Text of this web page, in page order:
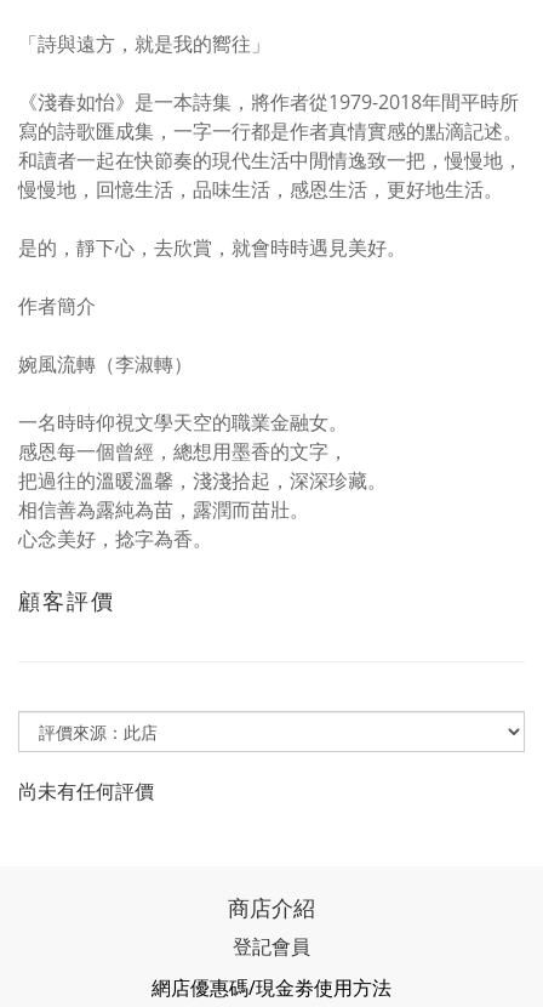
「詩與遠方，就是我的嚮往」
《淺春如怡》是一本詩集，將作者從1979-2018年間平時所
寫的詩歌匯成集，一字一行都是作者真情實感的點滴記述。
和讀者一起在快節奏的現代生活中閒情逸致一把，慢慢地，
慢慢地，回憶生活，品味生活，感恩生活，更好地生活。
是的，靜下心，去欣賞，就會時時遇見美好。
作者簡介
婉風流轉（李淑轉）
一名時時仰視文學天空的職業金融女。
感恩每一個曾經，總想用墨香的文字，
把過往的溫暖溫馨，淺淺拾起，深深珍藏。
相信善為露純為苗，露潤而苗壯。
心念美好，捻字為香。
顧客評價
尚未有任何評價
商店介紹
登記會員
網店優惠碼/現金劵使用方法